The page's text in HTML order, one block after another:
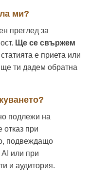
ми?
преглед за
Ще се свържем
е приета или
ти дадем обратна
подлежи на
при
подвеждащо
или при
и аудитория.